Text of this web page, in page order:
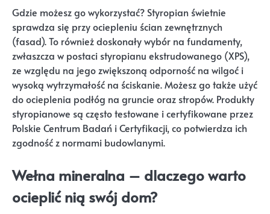
Gdzie możesz go wykorzystać? Styropian świetnie
sprawdza się przy ociepleniu ścian zewnętrznych
(fasad). To również doskonały wybór na fundamenty,
zwłaszcza w postaci styropianu ekstrudowanego (XPS),
ze względu na jego zwiększoną odporność na wilgoć i
wysoką wytrzymałość na ściskanie. Możesz go także użyć
do ocieplenia podłóg na gruncie oraz stropów. Produkty
styropianowe są często testowane i certyfikowane przez
Polskie Centrum Badań i Certyfikacji, co potwierdza ich
zgodność z normami budowlanymi.
Wełna mineralna – dlaczego warto
ocieplić nią swój dom?